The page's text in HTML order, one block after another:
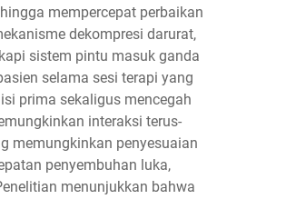
mempercepat perbaikan
dekompresi darurat,
sistem pintu masuk ganda
selama sesi terapi yang
prima sekaligus mencegah
interaksi terus-
memungkinkan penyesuaian
penyembuhan luka,
menunjukkan bahwa